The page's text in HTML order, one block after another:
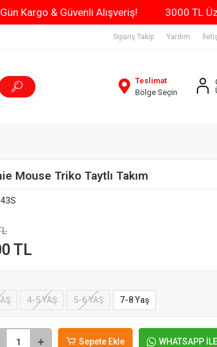
Ertesi Gün Kargo & Güvenli Alışveriş!
Sipariş Takip Yardım
Teslimat
Bölge Seçin
Mouse Triko Taytlı Takım
TL
4-5 YAŞ 5-6 YAŞ 7-8 Yaş
Sepete Ekle WHATSAPP